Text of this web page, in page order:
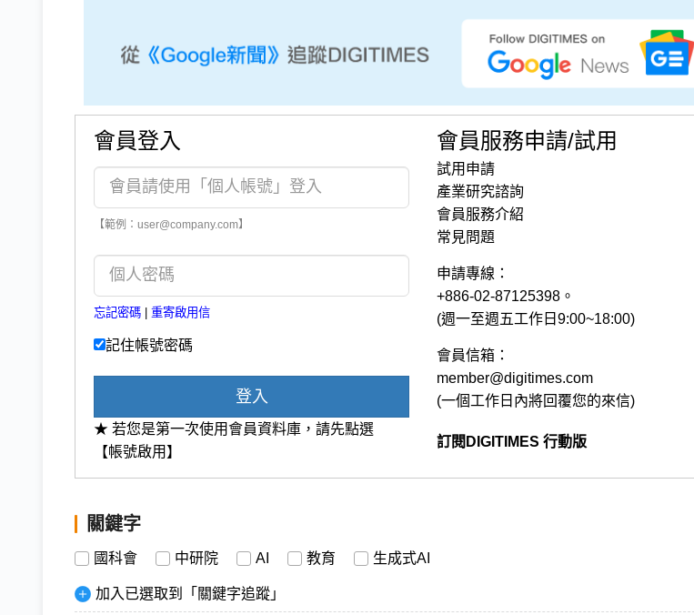
會員登入
【範例：user@company.com】
忘記密碼 重寄啟用信
記住帳號密碼
登入
★ 若您是第一次使用會員資料庫，請先點選
【帳號啟用】
會員服務申請/試用
試用申請
產業研究諮詢
會員服務介紹
常見問題
申請專線：
+886-02-87125398。
(週一至週五工作日9:00~18:00)
會員信箱：
member@digitimes.com
(一個工作日內將回覆您的來信)
訂閱DIGITIMES 行動版
關鍵字
國科會 中研院 AI 教育 生成式AI
加入已選取到「關鍵字追蹤」